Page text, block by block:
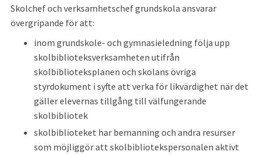
Skolchef och verksamhetschef grundskola ansvarar
övergripande för att:
inom grundskole- och gymnasieledning följa upp
skolbiblioteksverksamheten utifrån
skolbiblioteksplanen och skolans övriga
styrdokument i syfte att verka för likvärdighet när det
gäller elevernas tillgång till välfungerande
skolbibliotek
skolbiblioteket har bemanning och andra resurser
som möjliggör att skolbibliotekspersonalen aktivt